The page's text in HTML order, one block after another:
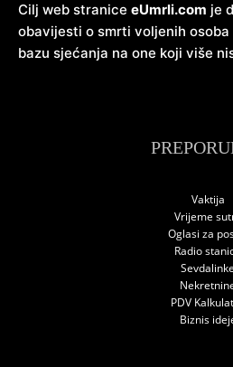
Cilj web stranice eUmrli.com je
obavijesti o smrti voljenih
bazu sjećanja na one koji više
Vaktija
Vrijeme
Oglasi za
Radio
Sevdalinke
PDV
Biznis